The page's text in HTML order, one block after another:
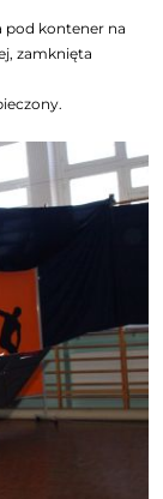
pod kontener na
zamknięta